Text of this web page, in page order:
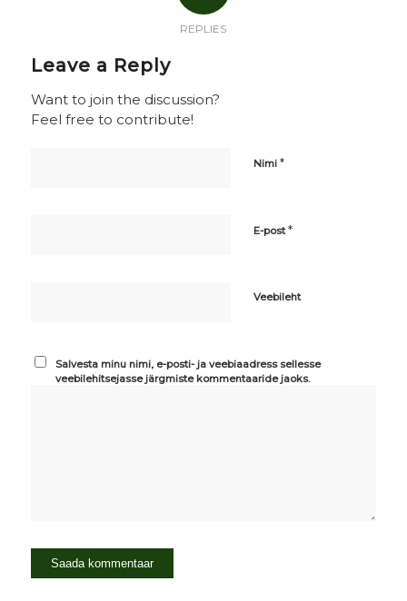
REPLIES
Leave a Reply
Want to join the discussion?
Feel free to contribute!
Nimi *
E-post*
Veebileht
Salvesta minu nimi, e-posti- ja veebiaadress sellesse
veebilehitsejasse järgmiste kommentaaride jaoks.